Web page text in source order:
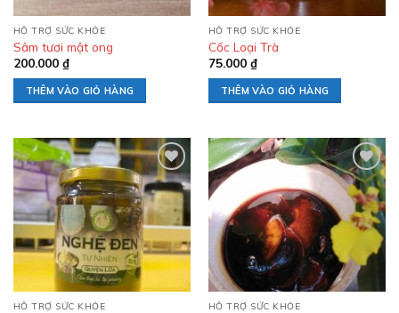
HỖ TRỢ SỨC KHỎE
Sâm tươi mật ong
200.000 ₫
THÊM VÀO GIỎ HÀNG
HỖ TRỢ SỨC KHỎE
Cốc Loại Trà
75.000 ₫
THÊM VÀO GIỎ HÀNG
Add to
wishlist
HỖ TRỢ SỨC KHỎE
Add to
wishlist
HỖ TRỢ SỨC KHỎE